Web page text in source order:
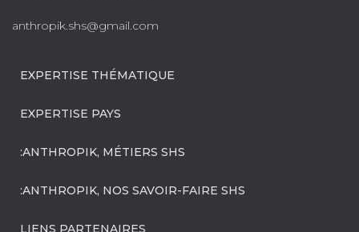
anthropik.shs@gmail.com
EXPERTISE THÉMATIQUE
EXPERTISE PAYS
:ANTHROPIK, MÉTIERS SHS
:ANTHROPIK, NOS SAVOIR-FAIRE SHS
LIENS PARTENAIRES